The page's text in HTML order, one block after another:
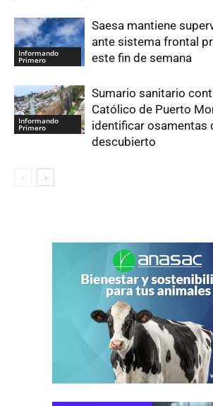
Informando
Primero
Saesa mantiene
ante sistema frontal
este fin de semana
Informando
Primero
Sumario sanitario
Católico de Puerto
identificar osamentas
descubierto